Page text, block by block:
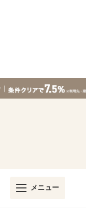
メニュー